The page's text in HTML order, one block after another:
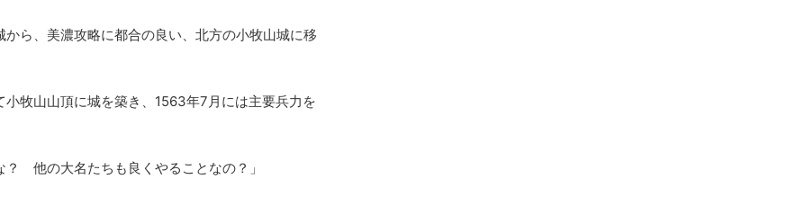
から、美濃攻略に都合の良い、北方の小牧山城に移
小牧山山頂に城を築き、1563年7月には主要兵力を
？ 他の大名たちも良くやることなの？」